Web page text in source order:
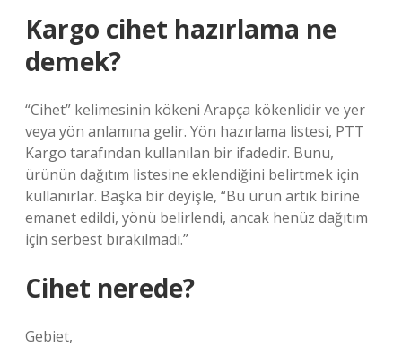
Kargo cihet hazırlama ne
demek?
“Cihet” kelimesinin kökeni Arapça kökenlidir ve yer
veya yön anlamına gelir. Yön hazırlama listesi, PTT
Kargo tarafından kullanılan bir ifadedir. Bunu,
ürünün dağıtım listesine eklendiğini belirtmek için
kullanırlar. Başka bir deyişle, “Bu ürün artık birine
emanet edildi, yönü belirlendi, ancak henüz dağıtım
için serbest bırakılmadı.”
Cihet nerede?
Gebiet,